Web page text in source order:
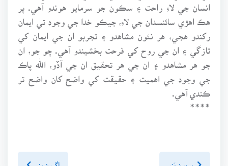
انسان جي لاءِ راحت ۽ سڪون جو سرمايو هوندو آهي. پر
هڪ اهڙي سائنسدان جي لاءِ، جيڪو خدا جي وجود تي ايمان
رکندو هجي، هر نئون مشاهدو ۽ تجربو ان جي ايمان کي
تازگي ۽ ان جي روح کي فرحت بخشيندو آهي. ڇو جو، ان
جو هر مشاهدو ۽ ان جي هر تحقيق ان جي آڏو، الله پاڪ
جي وجود جي اهميت ۽ حقيقت کي واضح کان واضح تر
ڪندي آهي.
****
پويون پَنو اڳيون پنو